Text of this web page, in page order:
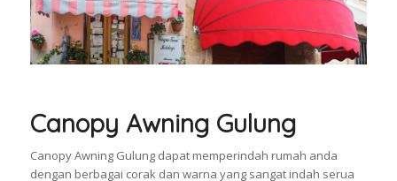
Canopy Awning Gulung
Canopy Awning Gulung dapat memperindah rumah anda
dengan berbagai corak dan warna yang sangat indah serua